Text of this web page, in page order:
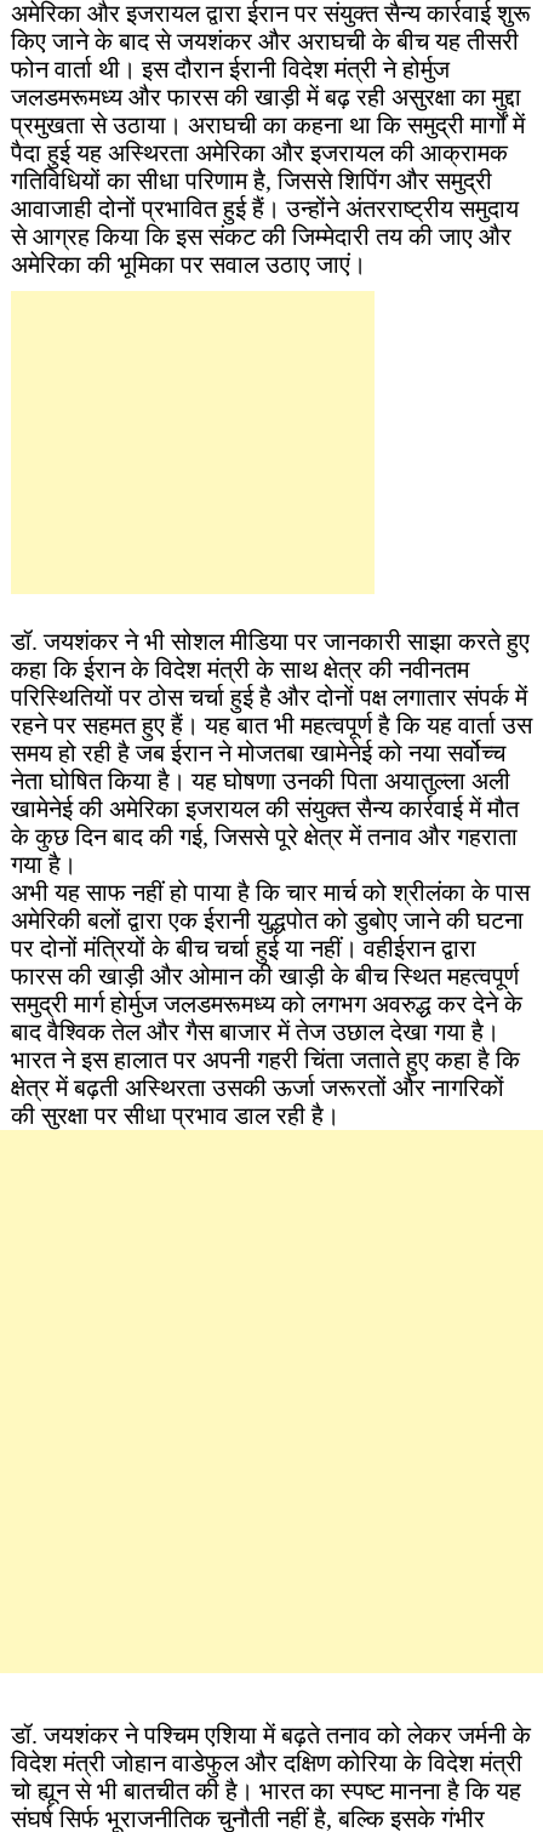
अमेरिका और इजरायल द्वारा ईरान पर संयुक्त सैन्य कार्रवाई शुरू
किए जाने के बाद से जयशंकर और अराघची के बीच यह तीसरी
फोन वार्ता थी। इस दौरान ईरानी विदेश मंत्री ने होर्मुज
जलडमरूमध्य और फारस की खाड़ी में बढ़ रही असुरक्षा का मुद्दा
प्रमुखता से उठाया। अराघची का कहना था कि समुद्री मार्गों में
पैदा हुई यह अस्थिरता अमेरिका और इजरायल की आक्रामक
गतिविधियों का सीधा परिणाम है, जिससे शिपिंग और समुद्री
आवाजाही दोनों प्रभावित हुई हैं। उन्होंने अंतरराष्ट्रीय समुदाय
से आग्रह किया कि इस संकट की जिम्मेदारी तय की जाए और
अमेरिका की भूमिका पर सवाल उठाए जाएं।
डॉ. जयशंकर ने भी सोशल मीडिया पर जानकारी साझा करते हुए
कहा कि ईरान के विदेश मंत्री के साथ क्षेत्र की नवीनतम
परिस्थितियों पर ठोस चर्चा हुई है और दोनों पक्ष लगातार संपर्क में
रहने पर सहमत हुए हैं। यह बात भी महत्वपूर्ण है कि यह वार्ता उस
समय हो रही है जब ईरान ने मोजतबा खामेनेई को नया सर्वोच्च
नेता घोषित किया है। यह घोषणा उनकी पिता अयातुल्ला अली
खामेनेई की अमेरिका इजरायल की संयुक्त सैन्य कार्रवाई में मौत
के कुछ दिन बाद की गई, जिससे पूरे क्षेत्र में तनाव और गहराता
गया है।
अभी यह साफ नहीं हो पाया है कि चार मार्च को श्रीलंका के पास
अमेरिकी बलों द्वारा एक ईरानी युद्धपोत को डुबोए जाने की घटना
पर दोनों मंत्रियों के बीच चर्चा हुई या नहीं। वहीईरान द्वारा
फारस की खाड़ी और ओमान की खाड़ी के बीच स्थित महत्वपूर्ण
समुद्री मार्ग होर्मुज जलडमरूमध्य को लगभग अवरुद्ध कर देने के
बाद वैश्विक तेल और गैस बाजार में तेज उछाल देखा गया है।
भारत ने इस हालात पर अपनी गहरी चिंता जताते हुए कहा है कि
क्षेत्र में बढ़ती अस्थिरता उसकी ऊर्जा जरूरतों और नागरिकों
की सुरक्षा पर सीधा प्रभाव डाल रही है।
डॉ. जयशंकर ने पश्चिम एशिया में बढ़ते तनाव को लेकर जर्मनी के
विदेश मंत्री जोहान वाडेफुल और दक्षिण कोरिया के विदेश मंत्री
चो ह्यून से भी बातचीत की है। भारत का स्पष्ट मानना है कि यह
संघर्ष सिर्फ भूराजनीतिक चुनौती नहीं है, बल्कि इसके गंभीर